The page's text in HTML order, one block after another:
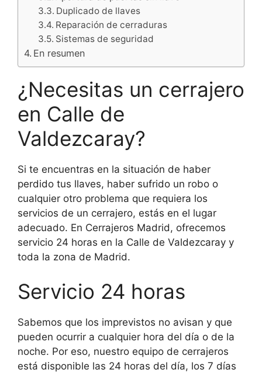
Duplicado de llaves
Reparación de cerraduras
Sistemas de seguridad
En resumen
¿Necesitas un cerrajero
en Calle de
Valdezcaray?
Si te encuentras en la situación de haber
perdido tus llaves, haber sufrido un robo o
cualquier otro problema que requiera los
servicios de un cerrajero, estás en el lugar
adecuado. En Cerrajeros Madrid, ofrecemos
servicio 24 horas en la Calle de Valdezcaray y
toda la zona de Madrid.
Servicio 24 horas
Sabemos que los imprevistos no avisan y que
pueden ocurrir a cualquier hora del día o de la
noche. Por eso, nuestro equipo de cerrajeros
está disponible las 24 horas del día, los 7 días